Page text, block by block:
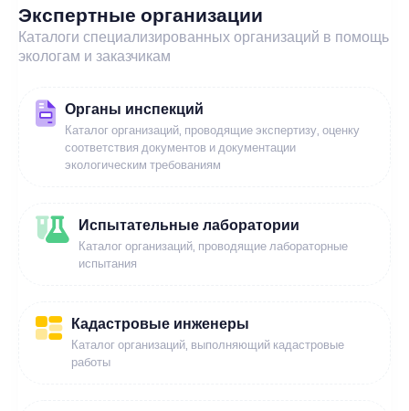
Экспертные организации
Каталоги специализированных организаций в помощь
экологам и заказчикам
Органы инспекций
Каталог организаций, проводящие экспертизу, оценку
соответствия документов и документации
экологическим требованиям
Испытательные лаборатории
Каталог организаций, проводящие лабораторные
испытания
Кадастровые инженеры
Каталог организаций, выполняющий кадастровые
работы